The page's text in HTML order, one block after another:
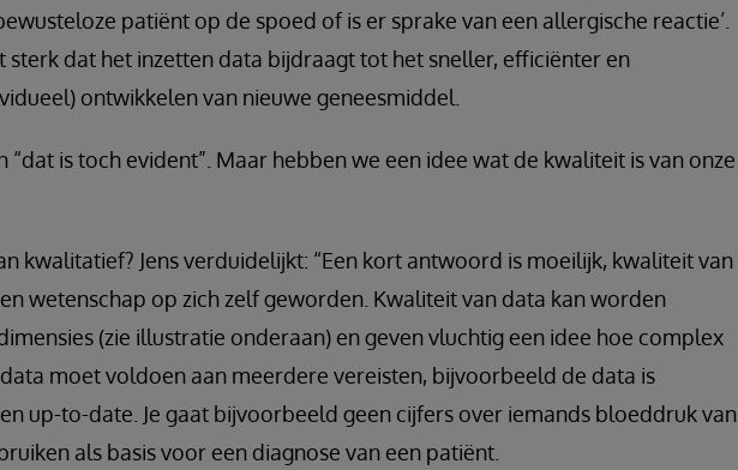
patiënt op de spoed of is er sprake van een allergische reactie’.
sterk dat het inzetten data bijdraagt tot het sneller, efficiënter en
ontwikkelen van nieuwe geneesmiddel.
“dat is toch evident”. Maar hebben we een idee wat de kwaliteit is van onze
kwalitatief? Jens verduidelijkt: “Een kort antwoord is moeilijk, kwaliteit van
wetenschap op zich zelf geworden. Kwaliteit van data kan worden
(zie illustratie onderaan) en geven vluchtig een idee hoe complex
moet voldoen aan meerdere vereisten, bijvoorbeeld de data is
up-to-date. Je gaat bijvoorbeeld geen cijfers over iemands bloeddruk van
als basis voor een diagnose van een patiënt.